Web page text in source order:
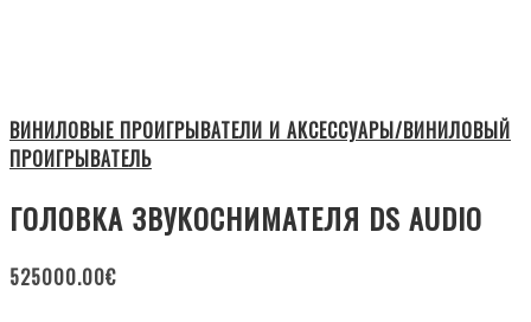
ВИНИЛОВЫЕ ПРОИГРЫВАТЕЛИ И АКСЕССУАРЫ/ВИНИЛОВЫЙ
ПРОИГРЫВАТЕЛЬ
ГОЛОВКА ЗВУКОСНИМАТЕЛЯ DS AUDIO
525000.00€